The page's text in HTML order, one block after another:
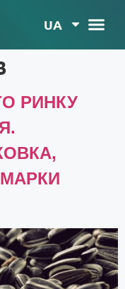
UA
РИНКУ